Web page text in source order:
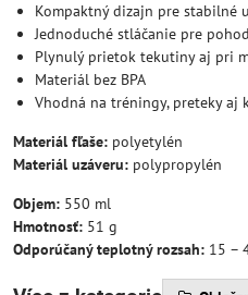
Kompaktný dizajn pre stabilné
Jednoduché stláčanie pre
Plynulý prietok tekutiny aj pri
Materiál bez BPA
Vhodná na tréningy, preteky aj
Materiál fľaše: polyetylén
Materiál uzáveru: polypropylén
Objem: 550 ml
Hmotnosť: 51 g
Odporúčaný teplotný rozsah: 15 –